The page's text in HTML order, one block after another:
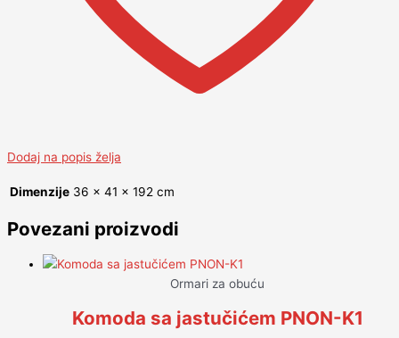
Dodaj na popis želja
Dimenzije 36 × 41 × 192 cm
Povezani proizvodi
Ormari za obuću
Komoda sa jastučićem PNON-K1